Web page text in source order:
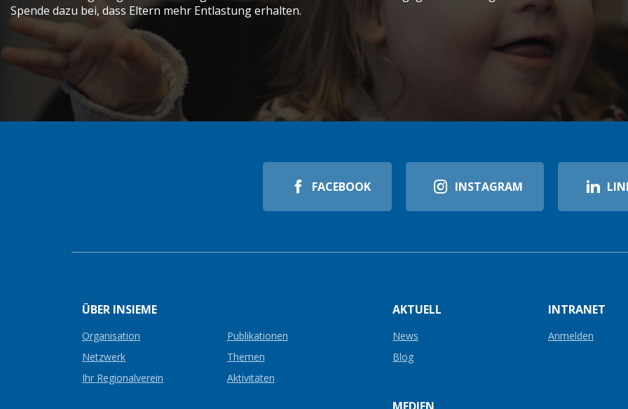
Spende dazu bei, dass Eltern mehr Entlastung erhalten.
FACEBOOK INSTAGRAM
ÜBER INSIEME
Organisation
Publikationen
Netzwerk
Themen
Ihr Regionalverein
Aktivitäten
AKTUELL
News
Blog
INTRANET
Anmelden